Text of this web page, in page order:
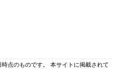
点のものです。 本サイトに掲載されて